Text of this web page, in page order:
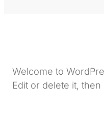
Welcome to
Edit or delete it,